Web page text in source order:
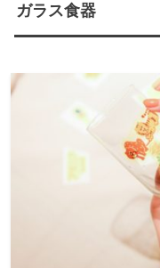
ガラス食器